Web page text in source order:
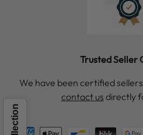
Trusted Seller
We have been certified
contact us directly